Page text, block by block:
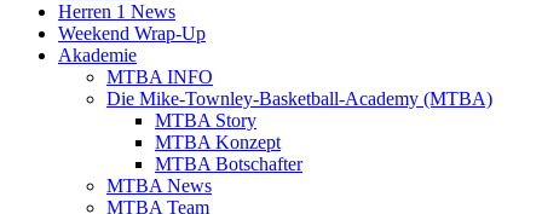
Herren 1 News
Weekend Wrap-Up
Akademie
MTBA INFO
Die Mike-Townley-Basketball-Academy (MTBA)
MTBA Story
MTBA Konzept
MTBA Botschafter
MTBA News
MTBA Team